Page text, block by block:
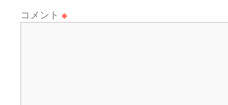
コメント ※